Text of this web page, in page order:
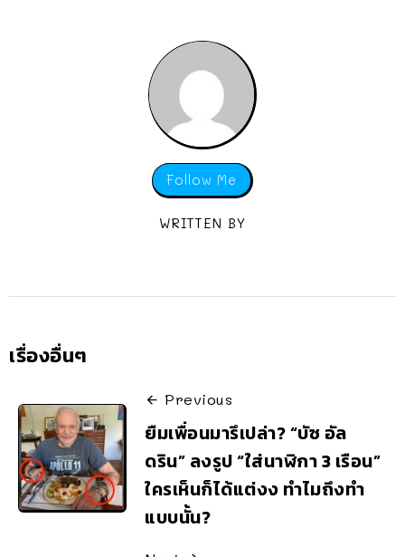
Follow Me
WRITTEN BY
เรื่องอื่นๆ
Previous
ยืมเพื่อนมารึเปล่า? “บัซ อัล
ดริน” ลงรูป “ใส่นาฬิกา 3 เรือน”
ใครเห็นก็ได้แต่งง ทำไมถึงทำ
แบบนั้น?